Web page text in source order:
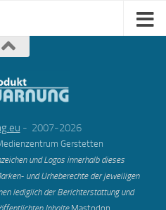
- 2007-2026
Gerstetten
und Logos innerhalb dieses
und Urheberechte der jeweiligen
lediglich der Berichterstattung und